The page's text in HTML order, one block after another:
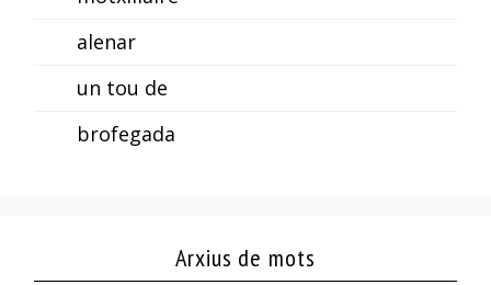
alenar
un tou de
brofegada
Arxius de mots